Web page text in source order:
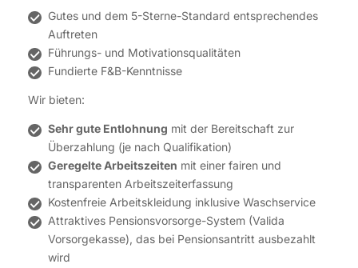
Gutes und dem 5-Sterne-Standard entsprechendes
Auftreten
Führungs- und Motivationsqualitäten
Fundierte F&B-Kenntnisse
Wir bieten:
Sehr gute Entlohnung mit der Bereitschaft zur
Überzahlung (je nach Qualifikation)
Geregelte Arbeitszeiten mit einer fairen und
transparenten Arbeitszeiterfassung
Kostenfreie Arbeitskleidung inklusive Waschservice
Attraktives Pensionsvorsorge-System (Valida
Vorsorgekasse), das bei Pensionsantritt ausbezahlt
wird